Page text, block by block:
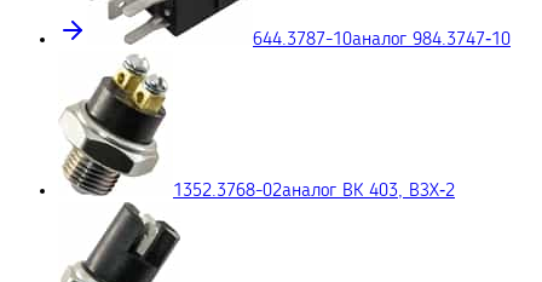
644.3787-10аналог 984.3747‑10
1352.3768-02аналог ВК 403, ВЗХ‑2